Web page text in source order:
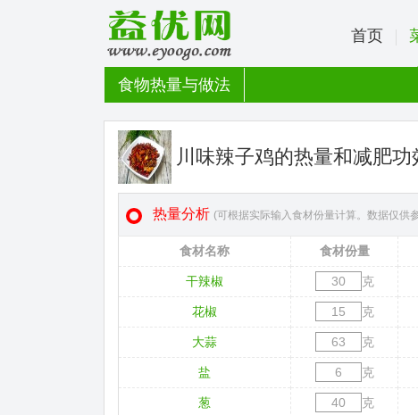
首页
食物热量与做法
川味辣子鸡的热量和减肥功
热量分析 (可根据实际输入食材份量计算。数据仅供
食材名称 食材份量
干辣椒 克
花椒 克
大蒜 克
盐 克
葱 克